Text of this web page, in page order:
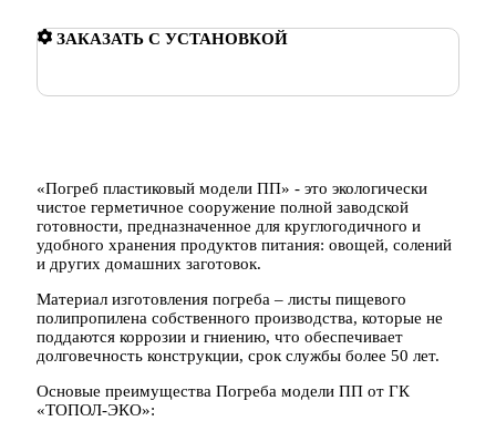
ЗАКАЗАТЬ С УСТАНОВКОЙ
«Погреб пластиковый модели ПП» - это экологически
чистое герметичное сооружение полной заводской
готовности, предназначенное для круглогодичного и
удобного хранения продуктов питания: овощей, солений
и других домашних заготовок.
Материал изготовления погреба – листы пищевого
полипропилена собственного производства, которые не
поддаются коррозии и гниению, что обеспечивает
долговечность конструкции, срок службы более 50 лет.
Основые преимущества Погреба модели ПП от ГК
«ТОПОЛ-ЭКО»: